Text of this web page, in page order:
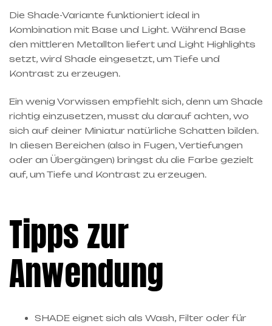
Die Shade-Variante funktioniert ideal in
Kombination mit Base und Light. Während Base
den mittleren Metallton liefert und Light Highlights
setzt, wird Shade eingesetzt, um Tiefe und
Kontrast zu erzeugen.
Ein wenig Vorwissen empfiehlt sich, denn um Shade
richtig einzusetzen, musst du darauf achten, wo
sich auf deiner Miniatur natürliche Schatten bilden.
In diesen Bereichen (also in Fugen, Vertiefungen
oder an Übergängen) bringst du die Farbe gezielt
auf, um Tiefe und Kontrast zu erzeugen.
Tipps zur
Anwendung
SHADE eignet sich als Wash, Filter oder für